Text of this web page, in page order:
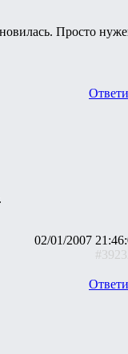
Просто
02/01/2007